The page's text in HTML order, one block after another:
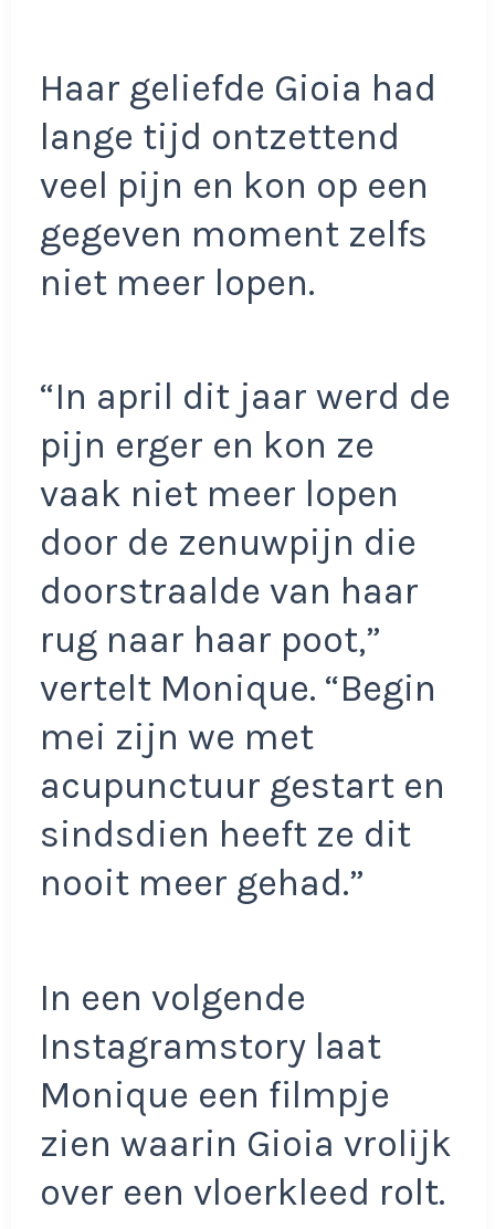
Haar geliefde Gioia had
lange tijd ontzettend
veel pijn en kon op een
gegeven moment zelfs
niet meer lopen.
“In april dit jaar werd de
pijn erger en kon ze
vaak niet meer lopen
door de zenuwpijn die
doorstraalde van haar
rug naar haar poot,”
vertelt Monique. “Begin
mei zijn we met
acupunctuur gestart en
sindsdien heeft ze dit
nooit meer gehad.”
In een volgende
Instagramstory laat
Monique een filmpje
zien waarin Gioia vrolijk
over een vloerkleed rolt.